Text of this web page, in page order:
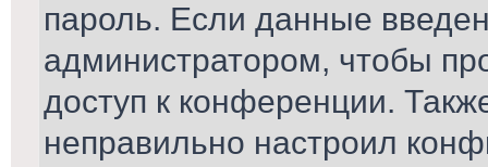
пароль. Если данные
администратором, чтобы
доступ к конференции.
неправильно настроил